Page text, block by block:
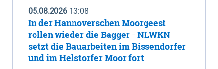
05.08.2026 13:08
In der Hannoverschen Moorgeest
rollen wieder die Bagger - NLWKN
setzt die Bauarbeiten im Bissendorfer
und im Helstorfer Moor fort